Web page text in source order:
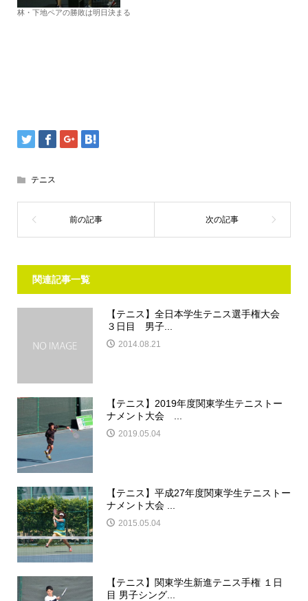
林・下地ペアの勝敗は明日決まる
テニス
関連記事一覧
【テニス】全日本学生テニス選手権大会
３日目 男子...
2014.08.21
【テニス】2019年度関東学生テニストー
ナメント大会 ...
2019.05.04
【テニス】平成27年度関東学生テニストー
ナメント大会 ...
2015.05.04
【テニス】関東学生新進テニス手権 １日
目 男子シング...